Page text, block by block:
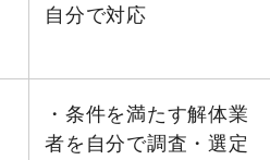
自分で対応
・条件を満たす解体業
者を自分で調査・選定